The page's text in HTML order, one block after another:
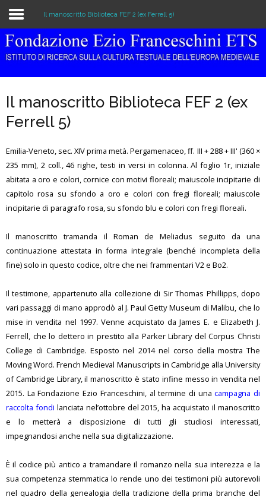
Home
Library & Archive
Publications
Events
Il manoscritto Biblioteca FEF 2 (ex Ferrell 5)
Il manoscritto Biblioteca FEF 2 (ex
Ferrell 5)
Emilia-Veneto, sec. XIV prima metà. Pergamenaceo, ff. III + 288 + III' (360 ×
235 mm), 2 coll., 46 righe, testi in versi in colonna. Al foglio 1r, iniziale
abitata a oro e colori, cornice con motivi floreali; maiuscole incipitarie di
capitolo rosa su sfondo a oro e colori con fregi floreali; maiuscole
incipitarie di paragrafo rosa, su sfondo blu e colori con fregi floreali.
Il manoscritto tramanda il Roman de Meliadus seguito da una
continuazione attestata in forma integrale (benché incompleta della
fine) solo in questo codice, oltre che nei frammentari V2 e Bo2.
Il testimone, appartenuto alla collezione di Sir Thomas Phillipps, dopo
vari passaggi di mano approdò al J. Paul Getty Museum di Malibu, che lo
mise in vendita nel 1997. Venne acquistato da James E. e Elizabeth J.
Ferrell, che lo dettero in prestito alla Parker Library del Corpus Christi
College di Cambridge. Esposto nel 2014 nel corso della mostra The
Moving Word. French Medieval Manuscripts in Cambridge alla University
of Cambridge Library, il manoscritto è stato infine messo in vendita nel
2015. La Fondazione Ezio Franceschini, al termine di unacampagna di
raccolta fondi lanciata nel’ottobre del 2015, ha acquistato il manoscritto
e lo metterà a disposizione di tutti gli studiosi interessati,
impegnandosi anche nella sua digitalizzazione.
È il codice più antico a tramandare il romanzo nella sua interezza e la
sua competenza stemmatica lo rende uno dei testimoni più autorevoli
nel quadro della genealogia della tradizione della prima branche del